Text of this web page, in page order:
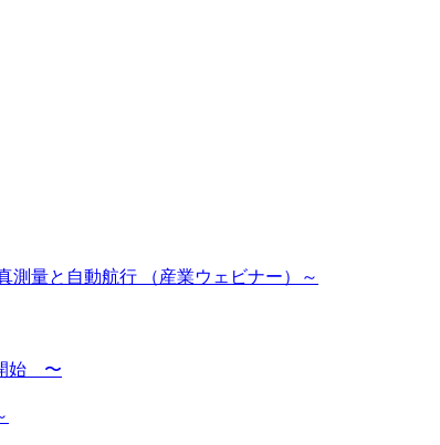
測量と自動航行 （産業ウェビナー）～
始 〜